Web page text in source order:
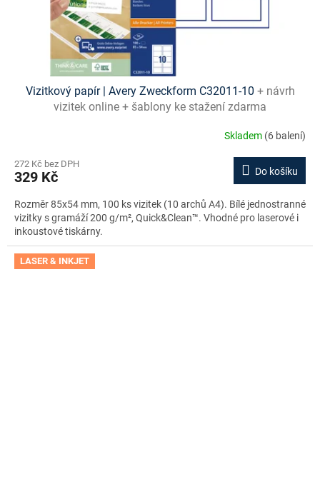
Vizitkový papír | Avery Zweckform C32011-10 + návrh
vizitek online + šablony ke stažení zdarma
Skladem (6 balení)
272 Kč bez DPH
329 Kč Do košíku
Rozměr 85x54 mm, 100 ks vizitek (10 archů A4). Bílé jednostranné
vizitky s gramáží 200 g/m², Quick&Clean™. Vhodné pro laserové i
inkoustové tiskárny.
LASER & INKJET